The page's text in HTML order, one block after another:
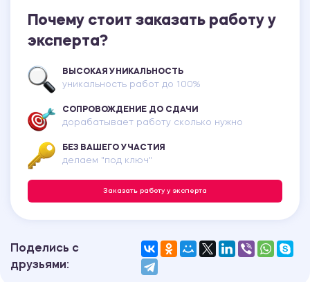
Почему стоит заказать работу у
эксперта?
ВЫСОКАЯ УНИКАЛЬНОСТЬ
уникальность работ до 100%
СОПРОВОЖДЕНИЕ ДО СДАЧИ
дорабатывает работу сколько нужно
БЕЗ ВАШЕГО УЧАСТИЯ
делаем "под ключ"
Заказать работу у эксперта
Поделись с
друзьями: